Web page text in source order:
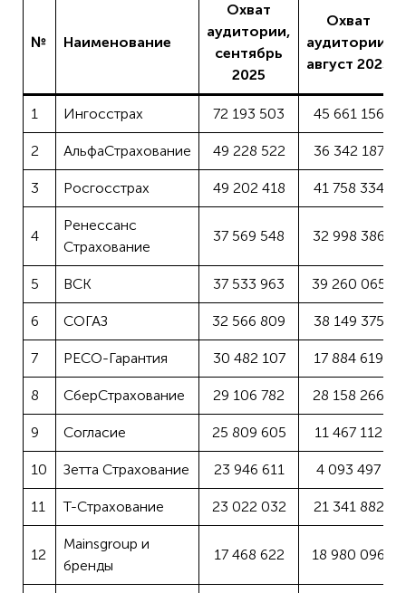
№ Наименование
Охват
аудитории,
сентябрь
2025
Охват
аудитории,
август 2025
1 Ингосстрах 72 193 503 45 661 156
2 АльфаСтрахование 49 228 522 36 342 187
3 Росгосстрах 49 202 418 41 758 334
4
Ренессанс
Страхование
37 569 548 32 998 386
5 ВСК 37 533 963 39 260 065
6 СОГАЗ 32 566 809 38 149 375
7 РЕСО-Гарантия 30 482 107 17 884 619
8 СберСтрахование 29 106 782 28 158 266
9 Согласие 25 809 605 11 467 112
10 Зетта Страхование 23 946 611 4 093 497
11 Т-Страхование 23 022 032 21 341 882
12
Mainsgroup и
бренды
17 468 622 18 980 096